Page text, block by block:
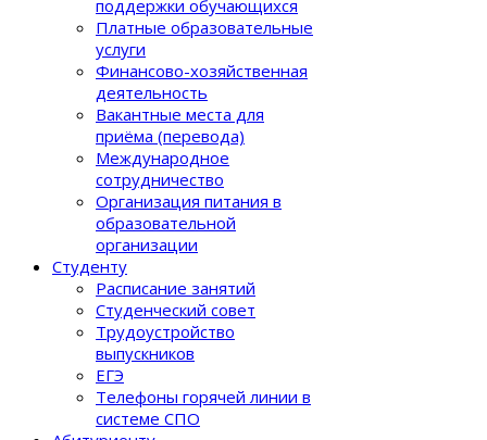
поддержки обучающихся
Платные образовательные
услуги
Финансово-хозяйственная
деятельность
Вакантные места для
приёма (перевода)
Международное
сотрудничество
Организация питания в
образовательной
организации
Студенту
Расписание занятий
Студенческий совет
Трудоустройство
выпускников
ЕГЭ
Телефоны горячей линии в
системе СПО